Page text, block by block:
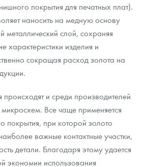
покрытия для печатных плат).
наносить на медную основу
металлический слой, сохраняя
характеристики изделия и
сокращая расход золота на
и среди производителей
Все чаще применяется
покрытия, при которой золото
важные контактные участки,
детали. Благодаря этому удается
экономии использования